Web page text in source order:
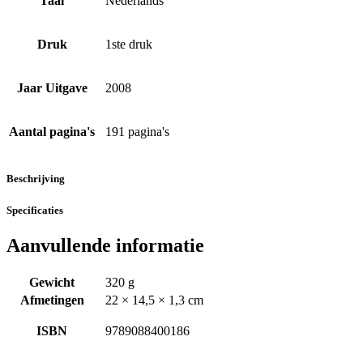
Druk 1ste druk
Jaar Uitgave 2008
Aantal pagina's 191 pagina's
Beschrijving
Specificaties
Aanvullende informatie
Gewicht
320 g
Afmetingen
22 × 14,5 × 1,3 cm
ISBN 9789088400186